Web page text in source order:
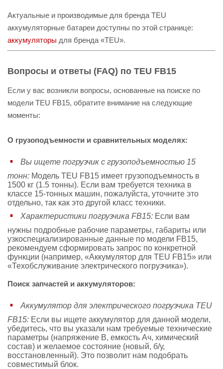
Актуальные и производимые для бренда TEU
аккумуляторные батареи доступны по этой странице:
аккумуляторы для бренда «TEU».
Вопросы и ответы (FAQ) по TEU FB15
Если у вас возникли вопросы, основанные на поиске по
модели TEU FB15, обратите внимание на следующие
моменты:
О грузоподъемности и сравнительных моделях:
Вы ищете погрузчик с грузоподъемностью 15
тонн: Модель TEU FB15 имеет грузоподъемность в
1500 кг (1.5 тонны). Если вам требуется техника в
классе 15-тонных машин, пожалуйста, уточните это
отдельно, так как это другой класс техники.
Характеристики погрузчика FB15: Если вам
нужны подробные рабочие параметры, габариты или
узкоспециализированные данные по модели FB15,
рекомендуем сформировать запрос по конкретной
функции (например, «Аккумулятор для TEU FB15» или
«Техобслуживание электрического погрузчика»).
Поиск запчастей и аккумуляторов:
Аккумулятор для электрического погрузчика TEU
FB15: Если вы ищете аккумулятор для данной модели,
убедитесь, что вы указали нам требуемые технические
параметры (напряжение В, емкость Ач, химический
состав) и желаемое состояние (новый, б/у,
восстановленный). Это позволит нам подобрать
совместимый блок.